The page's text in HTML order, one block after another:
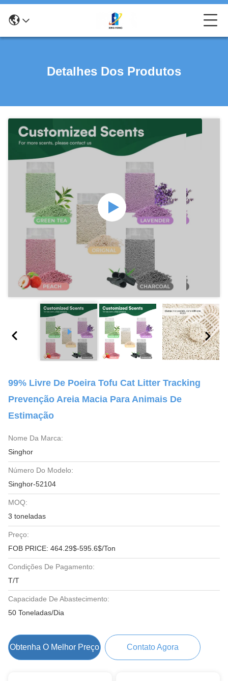
Detalhes Dos Produtos
99% Livre De Poeira Tofu Cat Litter Tracking
Prevenção Areia Macia Para Animais De
Estimação
Nome Da Marca:
Singhor
Número Do Modelo:
Singhor-52104
MOQ:
3 toneladas
Preço:
FOB PRICE: 464.29$-595.6$/Ton
Condições De Pagamento:
T/T
Capacidade De Abastecimento:
50 Toneladas/Dia
Obtenha O Melhor Preço Contato Agora